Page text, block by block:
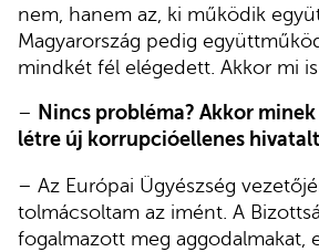
nem, hanem az, ki működik
Magyarország pedig
mindkét fél elégedett. Akkor mi
– Nincs probléma? Akkor
létre új korrupcióellenes
– Az Európai Ügyészség
tolmácsoltam az imént. A
fogalmazott meg aggodalmakat,